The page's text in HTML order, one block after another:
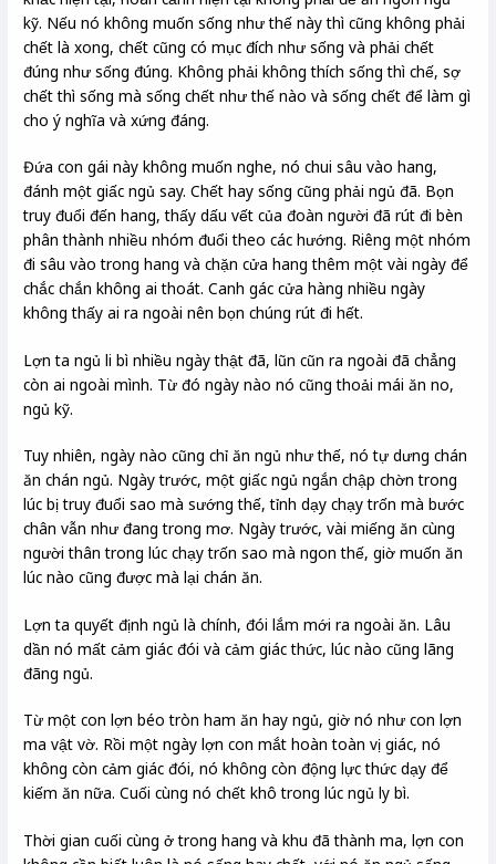
kỹ. Nếu nó không muốn sống như thế này thì cũng không phải
chết là xong, chết cũng có mục đích như sống và phải chết
đúng như sống đúng. Không phải không thích sống thì chế, sợ
chết thì sống mà sống chết như thế nào và sống chết để làm gì
cho ý nghĩa và xứng đáng.
Đứa con gái này không muốn nghe, nó chui sâu vào hang,
đánh một giấc ngủ say. Chết hay sống cũng phải ngủ đã. Bọn
truy đuổi đến hang, thấy dấu vết của đoàn người đã rút đi bèn
phân thành nhiều nhóm đuổi theo các hướng. Riêng một nhóm
đi sâu vào trong hang và chặn cửa hang thêm một vài ngày để
chắc chắn không ai thoát. Canh gác cửa hàng nhiều ngày
không thấy ai ra ngoài nên bọn chúng rút đi hết.
Lợn ta ngủ li bì nhiều ngày thật đã, lũn cũn ra ngoài đã chẳng
còn ai ngoài mình. Từ đó ngày nào nó cũng thoải mái ăn no,
ngủ kỹ.
Tuy nhiên, ngày nào cũng chỉ ăn ngủ như thế, nó tự dưng chán
ăn chán ngủ. Ngày trước, một giấc ngủ ngắn chập chờn trong
lúc bị truy đuổi sao mà sướng thế, tỉnh dạy chạy trốn mà bước
chân vẫn như đang trong mơ. Ngày trước, vài miếng ăn cùng
người thân trong lúc chạy trốn sao mà ngon thế, giờ muốn ăn
lúc nào cũng được mà lại chán ăn.
Lợn ta quyết định ngủ là chính, đói lắm mới ra ngoài ăn. Lâu
dần nó mất cảm giác đói và cảm giác thức, lúc nào cũng lãng
đãng ngủ.
Từ một con lợn béo tròn ham ăn hay ngủ, giờ nó như con lợn
ma vật vờ. Rồi một ngày lợn con mắt hoàn toàn vị giác, nó
không còn cảm giác đói, nó không còn động lực thức dạy để
kiếm ăn nữa. Cuối cùng nó chết khô trong lúc ngủ ly bì.
Thời gian cuối cùng ở trong hang và khu đã thành ma, lợn con